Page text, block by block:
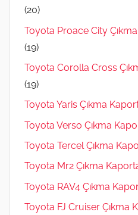
(20)
Toyota Proace City
(19)
Toyota Corolla Cross
(19)
Toyota Yaris Çıkma
Toyota Verso Çıkma
Toyota Tercel Çıkma
Toyota Mr2 Çıkma
Toyota RAV4 Çıkma
Toyota FJ Cruiser Çıkma